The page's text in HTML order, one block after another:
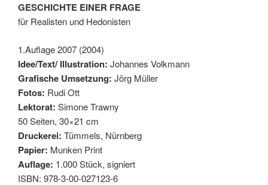
GESCHICHTE EINER FRAGE
für Realisten und Hedonisten
1.Auflage 2007 (2004)
Idee/Text/ Illustration: Johannes Volkmann
Grafische Umsetzung: Jörg Müller
Fotos: Rudi Ott
Lektorat: Simone Trawny
50 Seiten, 30×21 cm
Druckerei: Tümmels, Nürnberg
Papier: Munken Print
Auflage: 1.000 Stück, signiert
ISBN: 978-3-00-027123-6